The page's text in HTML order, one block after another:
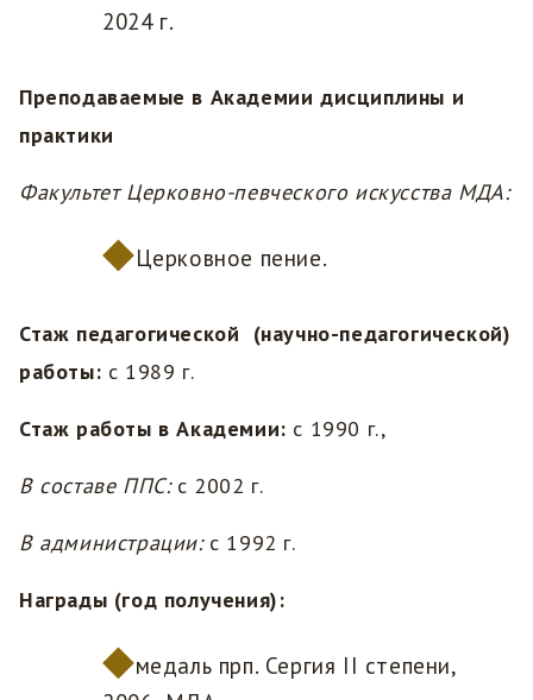
2024 г.
Преподаваемые в Академии дисциплины и
практики
Факультет Церковно-певческого искусства МДА:
Церковное пение.
Стаж педагогической (научно-педагогической)
работы: с 1989 г.
Стаж работы в Академии: с 1990 г.,
В составе ППС: с 2002 г.
В администрации: с 1992 г.
Награды (год получения):
медаль прп. Сергия II степени,